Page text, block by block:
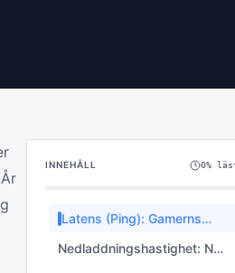
INNEHÅLL 0%
Latens (Ping): Gamerns
Nedladdningshastighet: När